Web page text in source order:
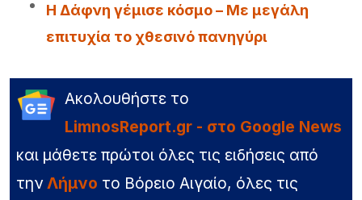
Η Δάφνη γέμισε κόσμο – Με μεγάλη
επιτυχία το χθεσινό πανηγύρι
Ακολουθήστε το
LimnosReport.gr - στο Google News
και μάθετε πρώτοι όλες τις ειδήσεις από
την Λήμνο το Βόρειο Αιγαίο, όλες τις